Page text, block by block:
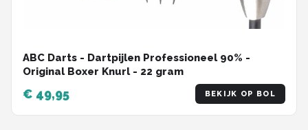
ABC Darts - Dartpijlen Professioneel 90% -
Original Boxer Knurl - 22 gram
€ 49,95 BEKIJK OP BOL